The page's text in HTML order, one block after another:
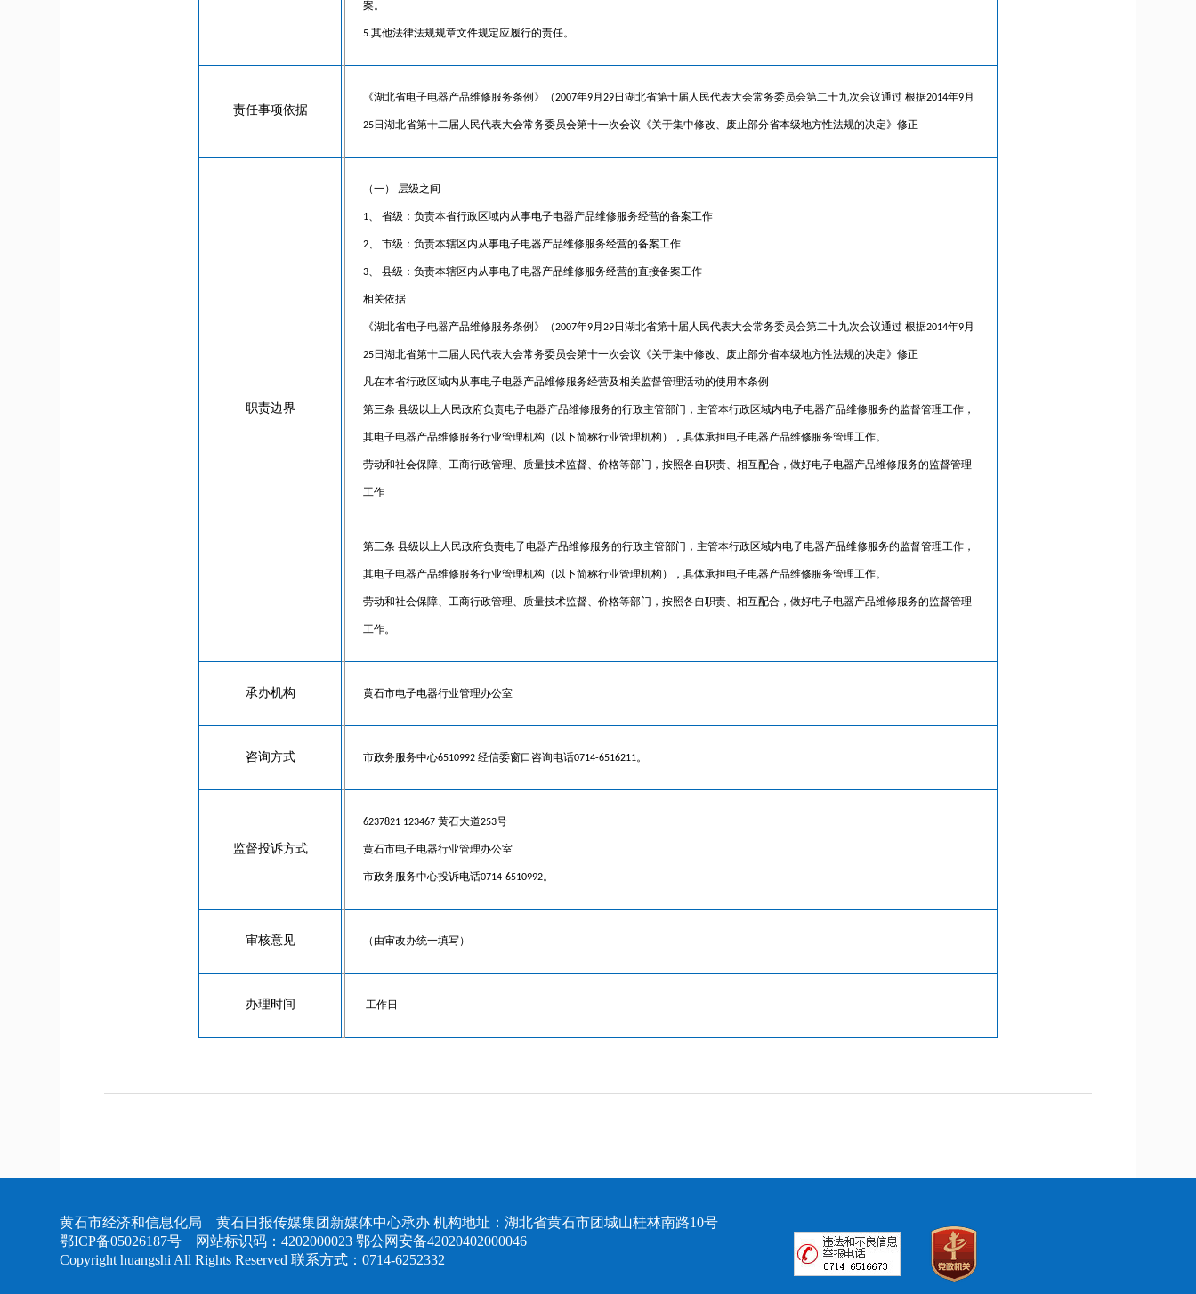
案。
5.其他法律法规规章文件规定应履行的责任。
责任事项依据
《湖北省电子电器产品维修服务条例》（2007年9月29日湖北省第十届人民代表大会常务委员会第二十九次会议通过 根据2014年9月
25日湖北省第十二届人民代表大会常务委员会第十一次会议《关于集中修改、废止部分省本级地方性法规的决定》修正
职责边界
（一） 层级之间
1、 省级：负责本省行政区域内从事电子电器产品维修服务经营的备案工作
2、 市级：负责本辖区内从事电子电器产品维修服务经营的备案工作
3、 县级：负责本辖区内从事电子电器产品维修服务经营的直接备案工作
相关依据
《湖北省电子电器产品维修服务条例》（2007年9月29日湖北省第十届人民代表大会常务委员会第二十九次会议通过 根据2014年9月
25日湖北省第十二届人民代表大会常务委员会第十一次会议《关于集中修改、废止部分省本级地方性法规的决定》修正
凡在本省行政区域内从事电子电器产品维修服务经营及相关监督管理活动的使用本条例
第三条 县级以上人民政府负责电子电器产品维修服务的行政主管部门，主管本行政区域内电子电器产品维修服务的监督管理工作，
其电子电器产品维修服务行业管理机构（以下简称行业管理机构），具体承担电子电器产品维修服务管理工作。
劳动和社会保障、工商行政管理、质量技术监督、价格等部门，按照各自职责、相互配合，做好电子电器产品维修服务的监督管理
工作
第三条 县级以上人民政府负责电子电器产品维修服务的行政主管部门，主管本行政区域内电子电器产品维修服务的监督管理工作，
其电子电器产品维修服务行业管理机构（以下简称行业管理机构），具体承担电子电器产品维修服务管理工作。
劳动和社会保障、工商行政管理、质量技术监督、价格等部门，按照各自职责、相互配合，做好电子电器产品维修服务的监督管理
工作。
承办机构 黄石市电子电器行业管理办公室
咨询方式 市政务服务中心6510992 经信委窗口咨询电话0714-6516211。
监督投诉方式
6237821 123467 黄石大道253号
黄石市电子电器行业管理办公室
市政务服务中心投诉电话0714-6510992。
审核意见 （由审改办统一填写）
办理时间 工作日
黄石市经济和信息化局 黄石日报传媒集团新媒体中心承办 机构地址：湖北省黄石市团城山桂林南路10号
鄂ICP备05026187号 网站标识码：4202000023 鄂公网安备42020402000046
Copyright huangshi All Rights Reserved 联系方式：0714-6252332